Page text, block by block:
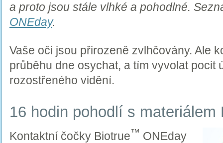
a proto jsou stále vlhké a pohodlné.
ONEday.
Vaše oči jsou přirozeně zvlhčovány. Ale
průběhu dne osychat, a tím vyvolat pocit
rozostřeného vidění.
16 hodin pohodlí s materiálem
Kontaktní čočky Biotrue™ ONEday